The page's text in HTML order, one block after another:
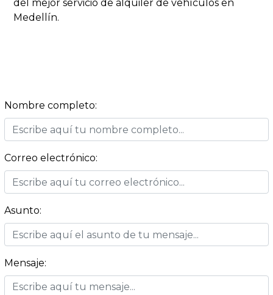
del mejor servicio de alquiler de vehículos en
Medellín.
Nombre completo:
Correo electrónico:
Asunto:
Mensaje: